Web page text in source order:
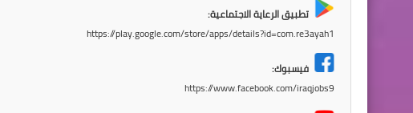
تطبيق الرعاية الاجتماعية:
https://play.google.com/store/apps/details?id=com.re3ayah1
فيسبوك:
https://www.facebook.com/iraqjobs9